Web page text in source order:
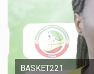
BASKET221